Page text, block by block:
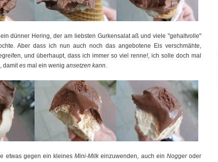
dünner Hering, der am liebsten Gurkensalat aß und viele "gehaltvolle"
Aber dass ich nun auch noch das angebotene Eis verschmähte,
und überhaupt, dass ich immer so viel renne!, ich solle doch mal
damites mal ein wenig ansetzen kann.
etwas gegen ein kleinesMini-Milkeinzuwenden, auch ein Noggeroder